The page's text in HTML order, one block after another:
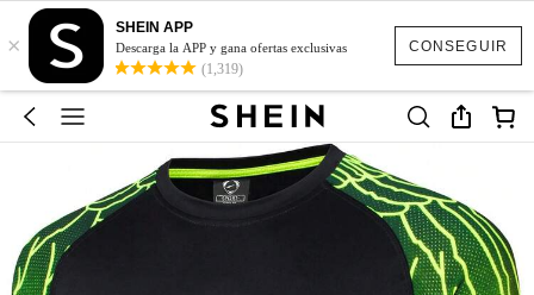
CONSEGUIR
×
SHEIN APP
Descarga la APP y gana ofertas exclusivas
(1,319)